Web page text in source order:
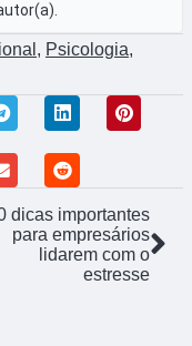
, Psicologia,
dicas importantes
para empresários
lidarem com o
estresse